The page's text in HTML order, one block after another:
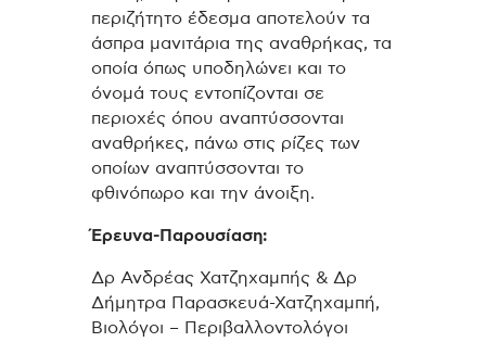
περιζήτητο έδεσμα αποτελούν τα
άσπρα μανιτάρια της αναθρήκας, τα
οποία όπως υποδηλώνει και το
όνομά τους εντοπίζονται σε
περιοχές όπου αναπτύσσονται
αναθρήκες, πάνω στις ρίζες των
οποίων αναπτύσσονται το
φθινόπωρο και την άνοιξη.
Έρευνα-Παρουσίαση:
Δρ Ανδρέας Χατζηχαμπής & Δρ
Δήμητρα Παρασκευά-Χατζηχαμπή,
Βιολόγοι – Περιβαλλοντολόγοι